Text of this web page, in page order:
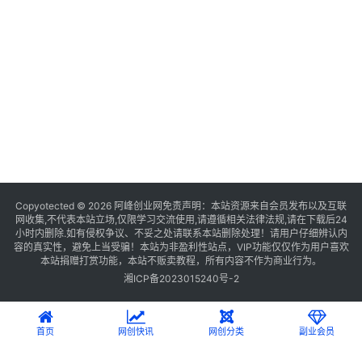
Copyotected © 2026 阿峰创业网 免责声明：本站资源来自会员发布以及互联
网收集,不代表本站立场,仅限学习交流使用,请遵循相关法律法规,请在下载后24
小时内删除.如有侵权争议、不妥之处请联系本站删除处理！请用户仔细辨认内
容的真实性，避免上当受骗！本站为非盈利性站点，VIP功能仅仅作为用户喜欢
本站捐赠打赏功能，本站不贩卖教程，所有内容不作为商业行为。
湘ICP备2023015240号-2
首页 网创快讯 网创分类 副业会员